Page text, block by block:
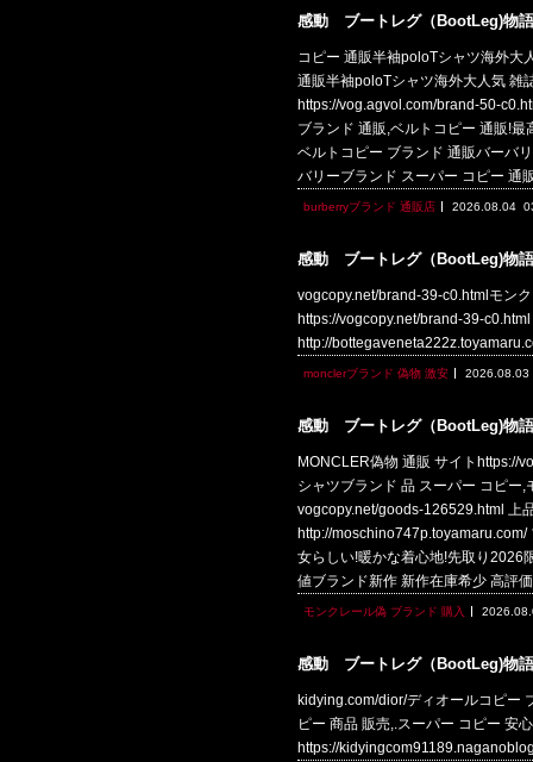
感動 ブートレグ（BootLeg)物語
コピー 通販半袖poloTシャツ海外大
通販半袖poloTシャツ海外大人気 雑
https://vog.agvol.com/brand-50-
ブランド 通販,ベルトコピー 通販!
ベルトコピー ブランド 通販バーバ
バリーブランド スーパー コピー 通
burberryブランド 通販店 2026.08.04
感動 ブートレグ（BootLeg)物語
vogcopy.net/brand-39-c0.htmlモン
https://vogcopy.net/brand-39-
http://
monclerブランド 偽物 激安 2026.08.03
感動 ブートレグ（BootLeg)物語
MONCLER偽物 通販 サイトhttps://
シャツブランド 品 スーパー コピ
vogcopy.net/goods-126529.html 上
http://
女らしい!暖かな着心地!先取り2026
値ブランド新作 新作在庫希少 高評
モンクレール偽 ブランド 購入
感動 ブートレグ（BootLeg)物語
kidying.com/dior/ディオールコピー
ピー 商品 販売,.スーパー コピー 安
https://